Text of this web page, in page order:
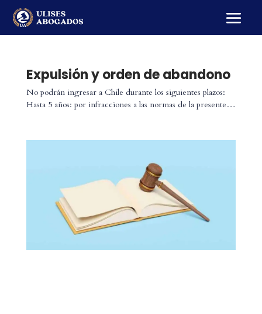
Expulsión y orden de abandono
No podrán ingresar a Chile durante los siguientes plazos:
Hasta 5 años: por infracciones a las normas de la presente…